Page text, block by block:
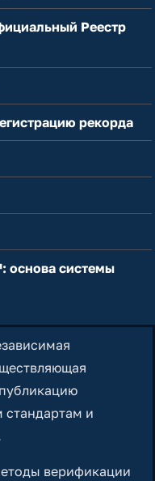
Реестр
рекорда
основа системы
и
верификации